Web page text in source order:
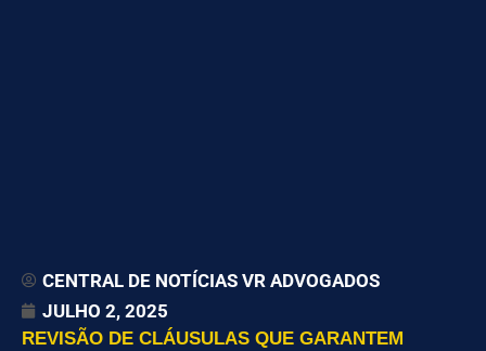
CENTRAL DE NOTÍCIAS VR ADVOGADOS
JULHO 2, 2025
REVISÃO DE CLÁUSULAS QUE GARANTEM